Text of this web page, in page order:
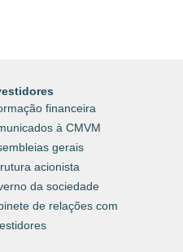
financeira
à CMVM
gerais
acionista
da sociedade
de relações com